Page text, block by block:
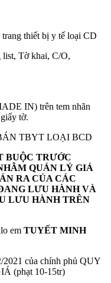
thiết bị y tế loại CD
list, Tờ khai, C/O,
IN) trên tem nhãn
tờ.
TBYT LOẠI BCD
BUỘC TRƯỚC
QUẢN LÝ GIÁ
RA CỦA CÁC
LƯU HÀNH VÀ
LƯU HÀNH TRÊN
em TUYẾT MINH
của chính phủ QUY
(phạt 10-15tr)